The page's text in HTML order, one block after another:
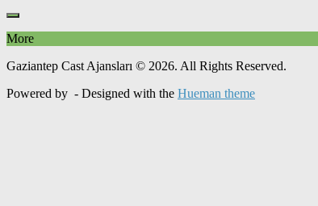
More
Gaziantep Cast Ajansları © 2026. All Rights Reserved.
Powered by - Designed with the Hueman theme